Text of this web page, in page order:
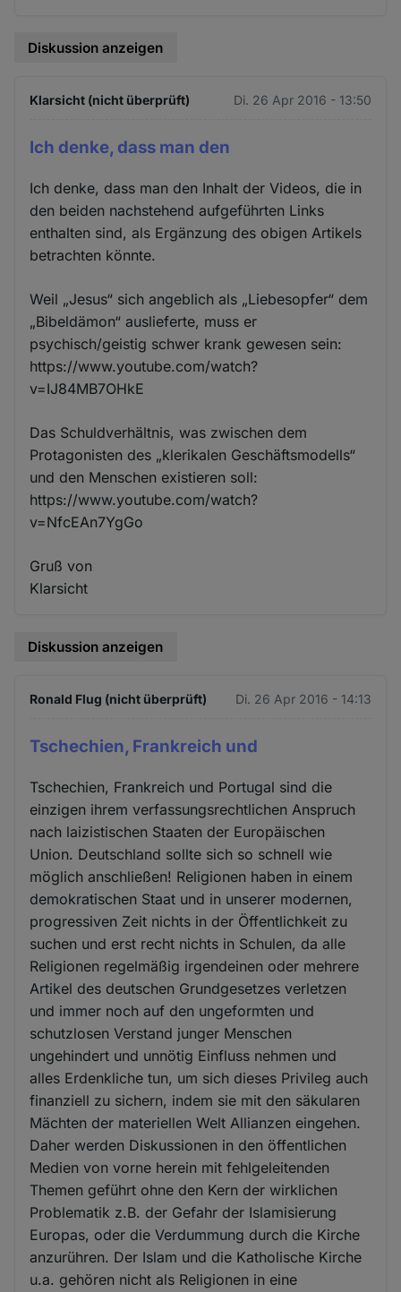
Diskussion anzeigen
Klarsicht (nicht überprüft) Di. 26 Apr 2016 - 13:50
Ich denke, dass man den
Ich denke, dass man den Inhalt der Videos, die in
den beiden nachstehend aufgeführten Links
enthalten sind, als Ergänzung des obigen Artikels
betrachten könnte.
Weil „Jesus“ sich angeblich als „Liebesopfer“ dem
„Bibeldämon“ auslieferte, muss er
psychisch/geistig schwer krank gewesen sein:
https://www.youtube.com/watch?
v=IJ84MB7OHkE
Das Schuldverhältnis, was zwischen dem
Protagonisten des „klerikalen Geschäftsmodells“
und den Menschen existieren soll:
https://www.youtube.com/watch?
v=NfcEAn7YgGo
Gruß von
Klarsicht
Diskussion anzeigen
Ronald Flug (nicht überprüft) Di. 26 Apr 2016 - 14:13
Tschechien, Frankreich und
Tschechien, Frankreich und Portugal sind die
einzigen ihrem verfassungsrechtlichen Anspruch
nach laizistischen Staaten der Europäischen
Union. Deutschland sollte sich so schnell wie
möglich anschließen! Religionen haben in einem
demokratischen Staat und in unserer modernen,
progressiven Zeit nichts in der Öffentlichkeit zu
suchen und erst recht nichts in Schulen, da alle
Religionen regelmäßig irgendeinen oder mehrere
Artikel des deutschen Grundgesetzes verletzen
und immer noch auf den ungeformten und
schutzlosen Verstand junger Menschen
ungehindert und unnötig Einfluss nehmen und
alles Erdenkliche tun, um sich dieses Privileg auch
finanziell zu sichern, indem sie mit den säkularen
Mächten der materiellen Welt Allianzen eingehen.
Daher werden Diskussionen in den öffentlichen
Medien von vorne herein mit fehlgeleitenden
Themen geführt ohne den Kern der wirklichen
Problematik z.B. der Gefahr der Islamisierung
Europas, oder die Verdummung durch die Kirche
anzurühren. Der Islam und die Katholische Kirche
u.a. gehören nicht als Religionen in eine